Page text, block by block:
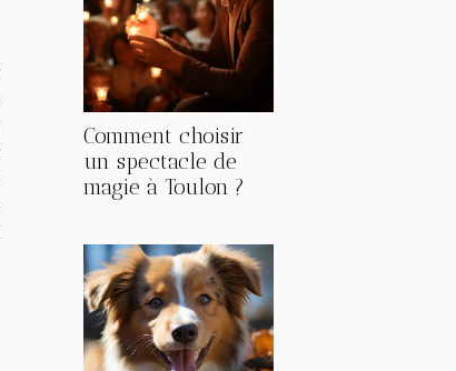
Comment choisir
un spectacle de
magie à Toulon ?